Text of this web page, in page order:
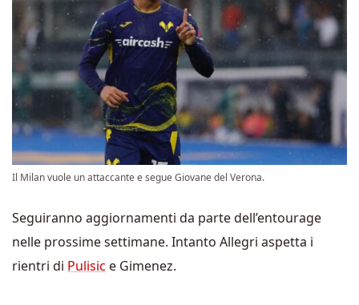
Il Milan vuole un attaccante e segue Giovane del Verona.
Seguiranno aggiornamenti da parte dell’entourage
nelle prossime settimane. Intanto Allegri aspetta i
rientri di Pulisic e Gimenez.